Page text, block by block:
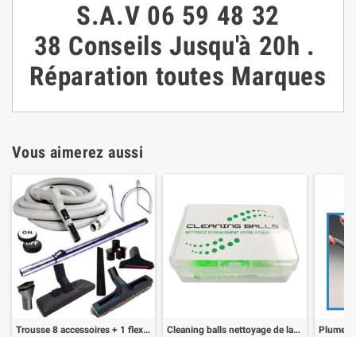
S.A.V 06 59 48 32
38 ConseilsJusqu'à 20h .
Réparation toutes Marques
Vous aimerez aussi
Trousse 8 accessoires + 1 flexible 9,10 m Cleaning balls nettoyage de la tuyauterie pvc